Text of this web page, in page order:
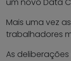
um novo Data
Mais uma vez
trabalhadores
As